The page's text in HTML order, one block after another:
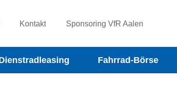
Kontakt Sponsoring VfR Aalen
Fahrrad-Börse